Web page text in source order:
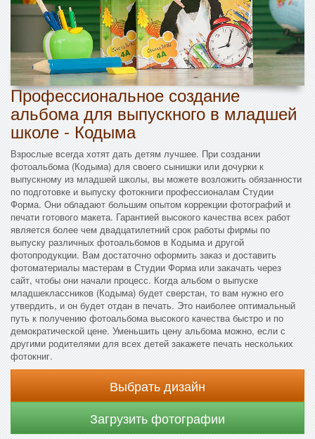
Профессиональное создание
альбома для выпускного в младшей
школе - Кодыма
Взрослые всегда хотят дать детям лучшее. При создании
фотоальбома (Кодыма) для своего сынишки или дочурки к
выпускному из младшей школы, вы можете возложить обязанности
по подготовке и выпуску фотокниги профессионалам Студии
Форма. Они обладают большим опытом коррекции фотографий и
печати готового макета. Гарантией высокого качества всех работ
является более чем двадцатилетний срок работы фирмы по
выпуску различных фотоальбомов в Кодыма и другой
фотопродукции. Вам достаточно оформить заказ и доставить
фотоматериалы мастерам в Студии Форма или закачать через
сайт, чтобы они начали процесс. Когда альбом о выпуске
младшеклассников (Кодыма) будет сверстан, то вам нужно его
утвердить, и он будет отдан в печать. Это наиболее оптимальный
путь к получению фотоальбома высокого качества быстро и по
демократической цене. Уменьшить цену альбома можно, если с
другими родителями для всех детей закажете печать нескольких
фотокниг.
Выбрать дизайн
Загрузить фотографии